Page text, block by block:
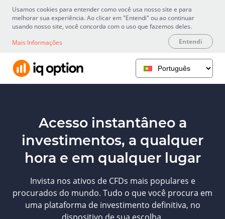
Usamos cookies para entender como você usa nosso site e para
melhorar sua experiência. Ao clicar em "Entendi" ou ao continuar
usando nosso site, você concorda com o uso que fazemos deles.
Mais Informações
Entendi
Acesso instantâneo a
investimentos, a qualquer
hora e em qualquer lugar
Invista nos ativos de CFDs mais populares e
procurados do mundo. Tudo o que você procura em
uma plataforma de investimento definitiva, no